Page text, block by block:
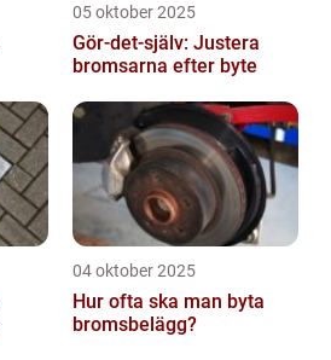
05 oktober 2025
Gör-det-själv: Justera
bromsarna efter byte
04 oktober 2025
Hur ofta ska man byta
bromsbelägg?